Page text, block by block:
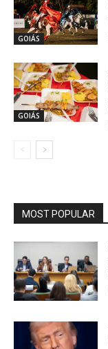
GOIÁS
GOIÁS
MOST POPULAR